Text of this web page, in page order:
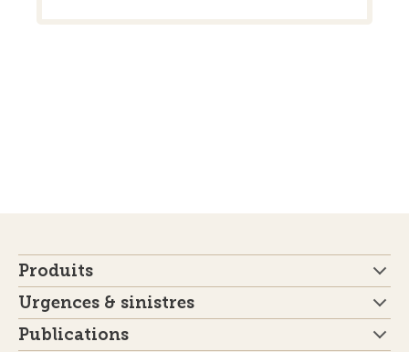
Produits
Urgences & sinistres
Publications